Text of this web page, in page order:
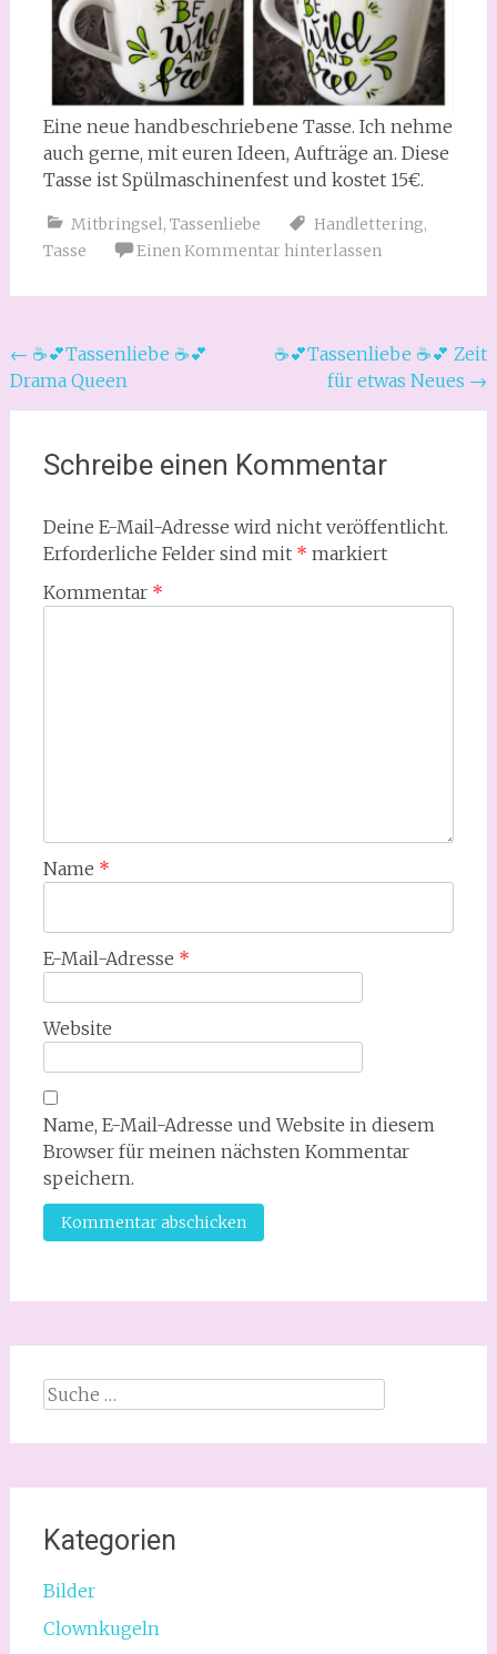
Eine neue handbeschriebene Tasse. Ich nehme
auch gerne, mit euren Ideen, Aufträge an. Diese
Tasse ist Spülmaschinenfest und kostet 15€.
Mitbringsel, Tassenliebe Handlettering,
Tasse
Einen Kommentar hinterlassen
Beitragsnavigation
← ☕💕Tassenliebe ☕💕
Drama Queen
☕💕Tassenliebe ☕💕 Zeit
für etwas Neues →
Schreibe einen Kommentar
Deine E-Mail-Adresse wird nicht veröffentlicht.
Erforderliche Felder sind mit * markiert
Kommentar *
Name *
E-Mail-Adresse *
Website
Name, E-Mail-Adresse und Website in diesem
Browser für meinen nächsten Kommentar
speichern.
Suche
nach:
Kategorien
Bilder
Clownkugeln